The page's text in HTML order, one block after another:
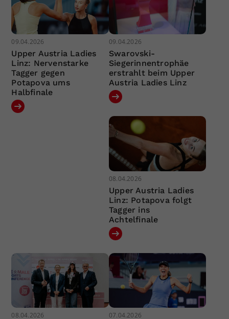
09.04.2026
Upper Austria Ladies
Linz: Nervenstarke
Tagger gegen
Potapova ums
Halbfinale
09.04.2026
Swarovski-
Siegerinnentrophäe
erstrahlt beim Upper
Austria Ladies Linz
08.04.2026
Upper Austria Ladies
Linz: Potapova folgt
Tagger ins
Achtelfinale
08.04.2026 07.04.2026